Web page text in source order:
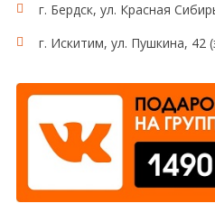
г. Бердск, ул. Красная
г. Искитим, ул. Пушкина, 42